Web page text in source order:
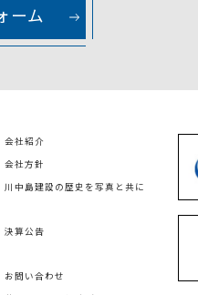
ーム
会社紹介
会社方針
川中島建設の歴史を写真と共に
決算公告
お問い合わせ